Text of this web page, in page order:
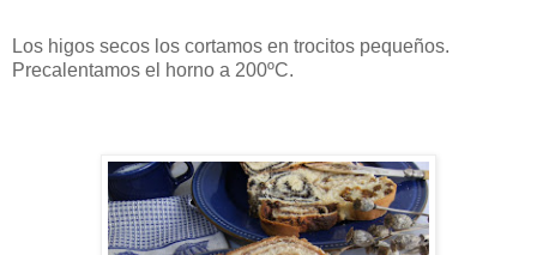
Los higos secos los cortamos en trocitos pequeños.
Precalentamos el horno a 200ºC.